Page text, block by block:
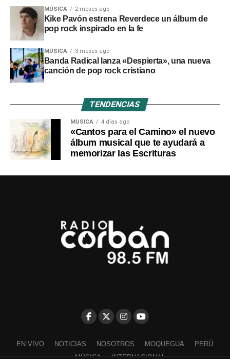
MÚSICA 2 meses ago
Kike Pavón estrena Reverdece un álbum de
pop rock inspirado en la fe
MÚSICA 3 meses ago
Banda Radical lanza «Despierta», una nueva
canción de pop rock cristiano
TENDENCIAS
MÚSICA 4 días ago
«Cantos para el Camino» el nuevo
álbum musical que te ayudará a
memorizar las Escrituras
EN VIVO NOTICIAS NOSOTROS MOQUEGUA
PERÚ
MÚSICA
INTERNACIONAL